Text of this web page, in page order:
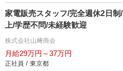
家電販売スタッフ/完全週休2日
上/学歴不問/未経験歓迎
株式会社山﨑商会
月給29万円～37万円
正社員 / 東京都